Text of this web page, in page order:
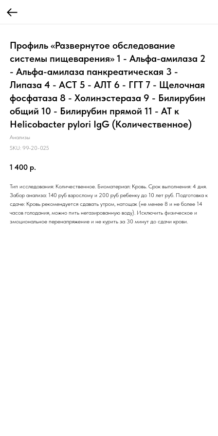
Профиль «Развернутое обследование
системы пищеварения» 1 - Альфа-амилаза 2
- Альфа-амилаза панкреатическая 3 -
Липаза 4 - АСТ 5 - АЛТ 6 - ГГТ 7 - Щелочная
фосфатаза 8 - Холинэстераза 9 - Билирубин
общий 10 - Билирубин прямой 11 - АТ к
Helicobacter pylori IgG (Количественное)
Анализы
SKU: 99-20-025
1 400 р.
Тип исследования: Количественное. Биоматериал: Кровь. Срок выполнения: 4 дня.
Забор анализа: 140 руб взрослому и 200 руб ребенку до 10 лет руб. Подготовка к
сдаче: Кровь рекомендуется сдавать утром, натощак (не менее 8 и не более 14
часов голодания, можно пить негазированную воду). Исключить физическое и
эмоциональное перенапряжение и не курить за 30 минут до сдачи крови.